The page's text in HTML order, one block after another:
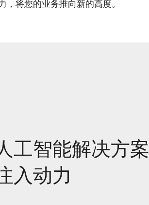
将您的业务推向新的高度。
工智能解决方
入动力